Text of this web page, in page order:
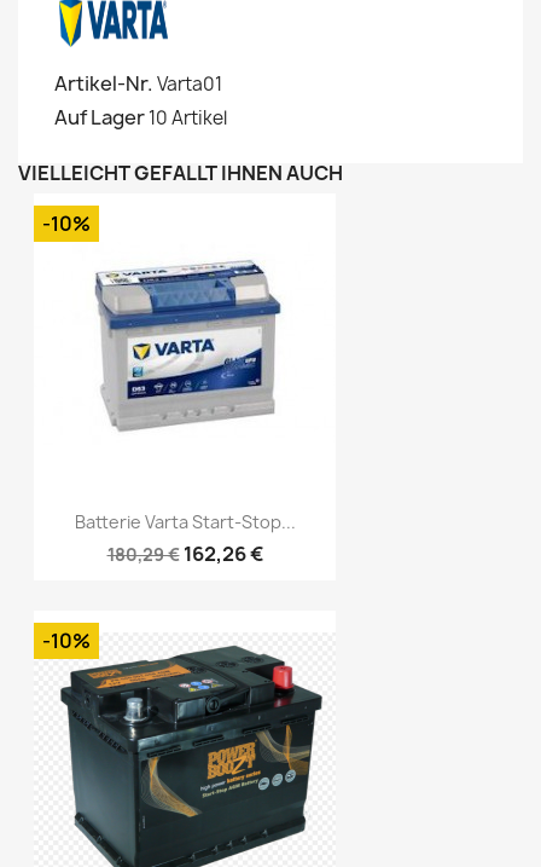
Artikel-Nr. Varta01
Auf Lager10 Artikel
VIELLEICHT GEFÄLLT IHNEN AUCH
Batterie Varta Start-Stop...
180,29 € 162,26 €
-10%
-10%